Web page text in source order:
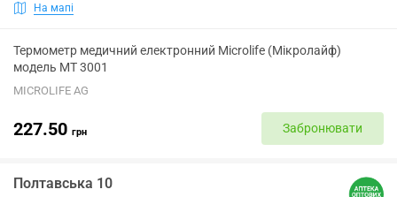
На мапі
Термометр медичний електронний Microlife (Мікролайф)
модель МТ 3001
MICROLIFE AG
227.50 грн Забронювати
Полтавська 10